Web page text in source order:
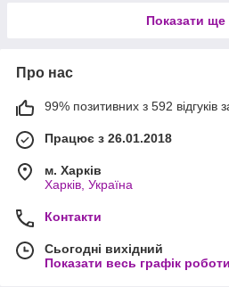
Показати ще
Про нас
99% позитивних з 592 відгуків
Працює з 26.01.2018
м. Харків
Харків, Україна
Контакти
Сьогодні вихідний
Показати весь графік роботи